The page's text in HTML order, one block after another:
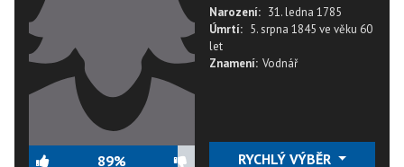
89%
Narození: 31. ledna 1785
Úmrtí: 5. srpna 1845 ve věku 60
let
Znamení: Vodnář
RYCHLÝ VÝBĚR